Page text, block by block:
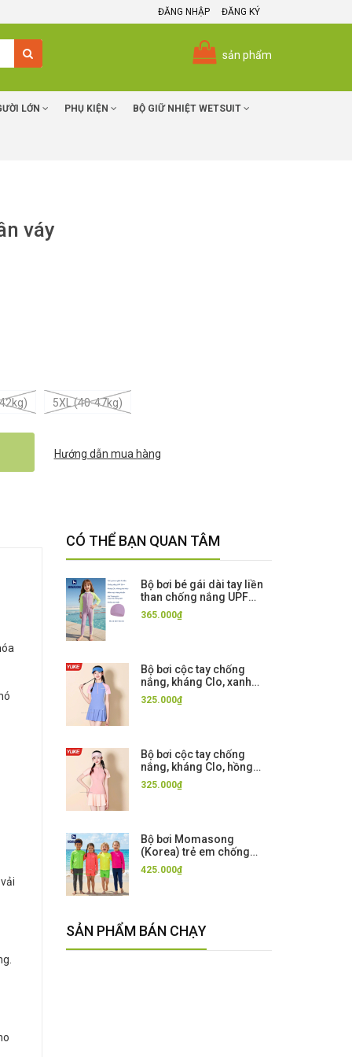
ĐĂNG NHẬP ĐĂNG KÝ
sản phẩm
LỚN PHỤ KIỆN BỘ GIỮ NHIỆT WETSUIT
váy
5XL (40-47kg)
Hướng dẫn mua hàng
CÓ THỂ BẠN QUAN TÂM
Bộ bơi bé gái dài tay liền
than chống nắng UPF
50++ kháng Clo màu tím
Momasong (Korea)
365.000₫
Bộ bơi cộc tay chống
nắng, kháng Clo, xanh
hồng chân váy rời Yuke,
UPF 50+
325.000₫
Bộ bơi cộc tay chống
nắng, kháng Clo, hồng
chân váy rời Yuke, UPF
50+
325.000₫
Bộ bơi Momasong
(Korea) trẻ em chống
nắng UPF50++, mẫu mới,
kháng Clo, co giãn
425.000₫
SẢN PHẨM BÁN CHẠY